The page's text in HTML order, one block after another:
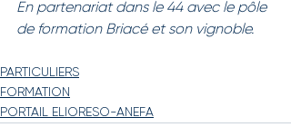
En partenariat dans le 44 avec le pôle
de formation Briacé et son vignoble.
PARTICULIERS
FORMATION
PORTAIL ELIORESO-ANEFA